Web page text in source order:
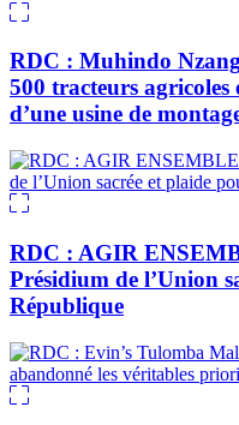
RDC : Muhindo
500 tracteurs agricoles
d’une usine de
RDC : AGIR
Présidium de l’Union
République